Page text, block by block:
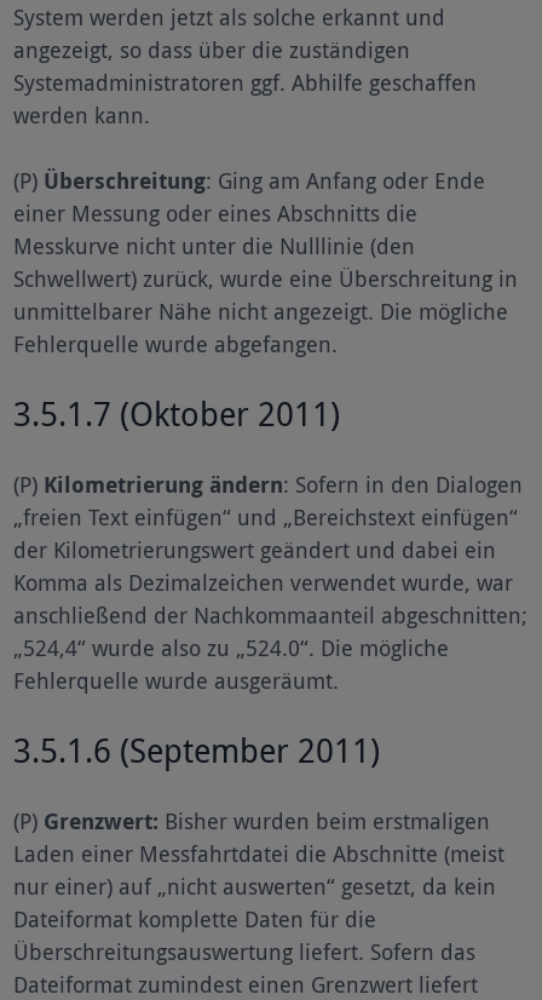
System werden jetzt als solche erkannt und
angezeigt, so dass über die zuständigen
Systemadministratoren ggf. Abhilfe geschaffen
werden kann.
(P) Überschreitung: Ging am Anfang oder Ende
einer Messung oder eines Abschnitts die
Messkurve nicht unter die Nulllinie (den
Schwellwert) zurück, wurde eine Überschreitung in
unmittelbarer Nähe nicht angezeigt. Die mögliche
Fehlerquelle wurde abgefangen.
3.5.1.7 (Oktober 2011)
(P) Kilometrierung ändern: Sofern in den Dialogen
„freien Text einfügen“ und „Bereichstext einfügen“
der Kilometrierungswert geändert und dabei ein
Komma als Dezimalzeichen verwendet wurde, war
anschließend der Nachkommaanteil abgeschnitten;
„524,4“ wurde also zu „524.0“. Die mögliche
Fehlerquelle wurde ausgeräumt.
3.5.1.6 (September 2011)
(P) Grenzwert: Bisher wurden beim erstmaligen
Laden einer Messfahrtdatei die Abschnitte (meist
nur einer) auf „nicht auswerten“ gesetzt, da kein
Dateiformat komplette Daten für die
Überschreitungsauswertung liefert. Sofern das
Dateiformat zumindest einen Grenzwert liefert